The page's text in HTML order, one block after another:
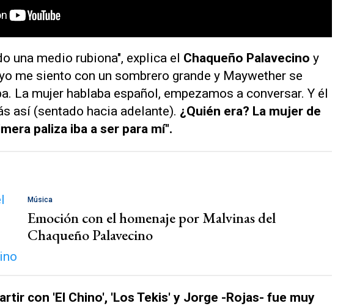
una medio rubiona", explica el Chaqueño Palavecino y
me siento con un sombrero grande y Maywether se
La mujer hablaba español, empezamos a conversar. Y él
así (sentado hacia adelante). ¿Quién era? La mujer de
paliza iba a ser para mí".
Música
Emoción con el homenaje por Malvinas del
Chaqueño Palavecino
con 'El Chino', 'Los Tekis' y Jorge -Rojas- fue muy